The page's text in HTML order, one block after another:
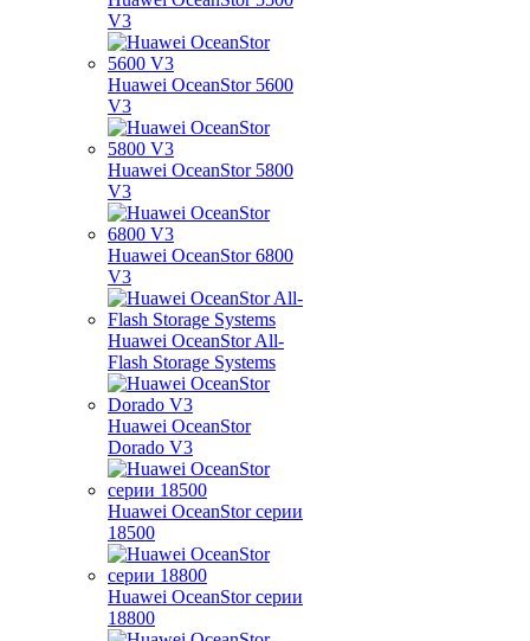
V3
Huawei OceanStor 5600
V3
Huawei OceanStor 5800
V3
Huawei OceanStor 6800
V3
Huawei OceanStor All-
Flash Storage Systems
Huawei OceanStor
Dorado V3
Huawei OceanStor серии
18500
Huawei OceanStor серии
18800